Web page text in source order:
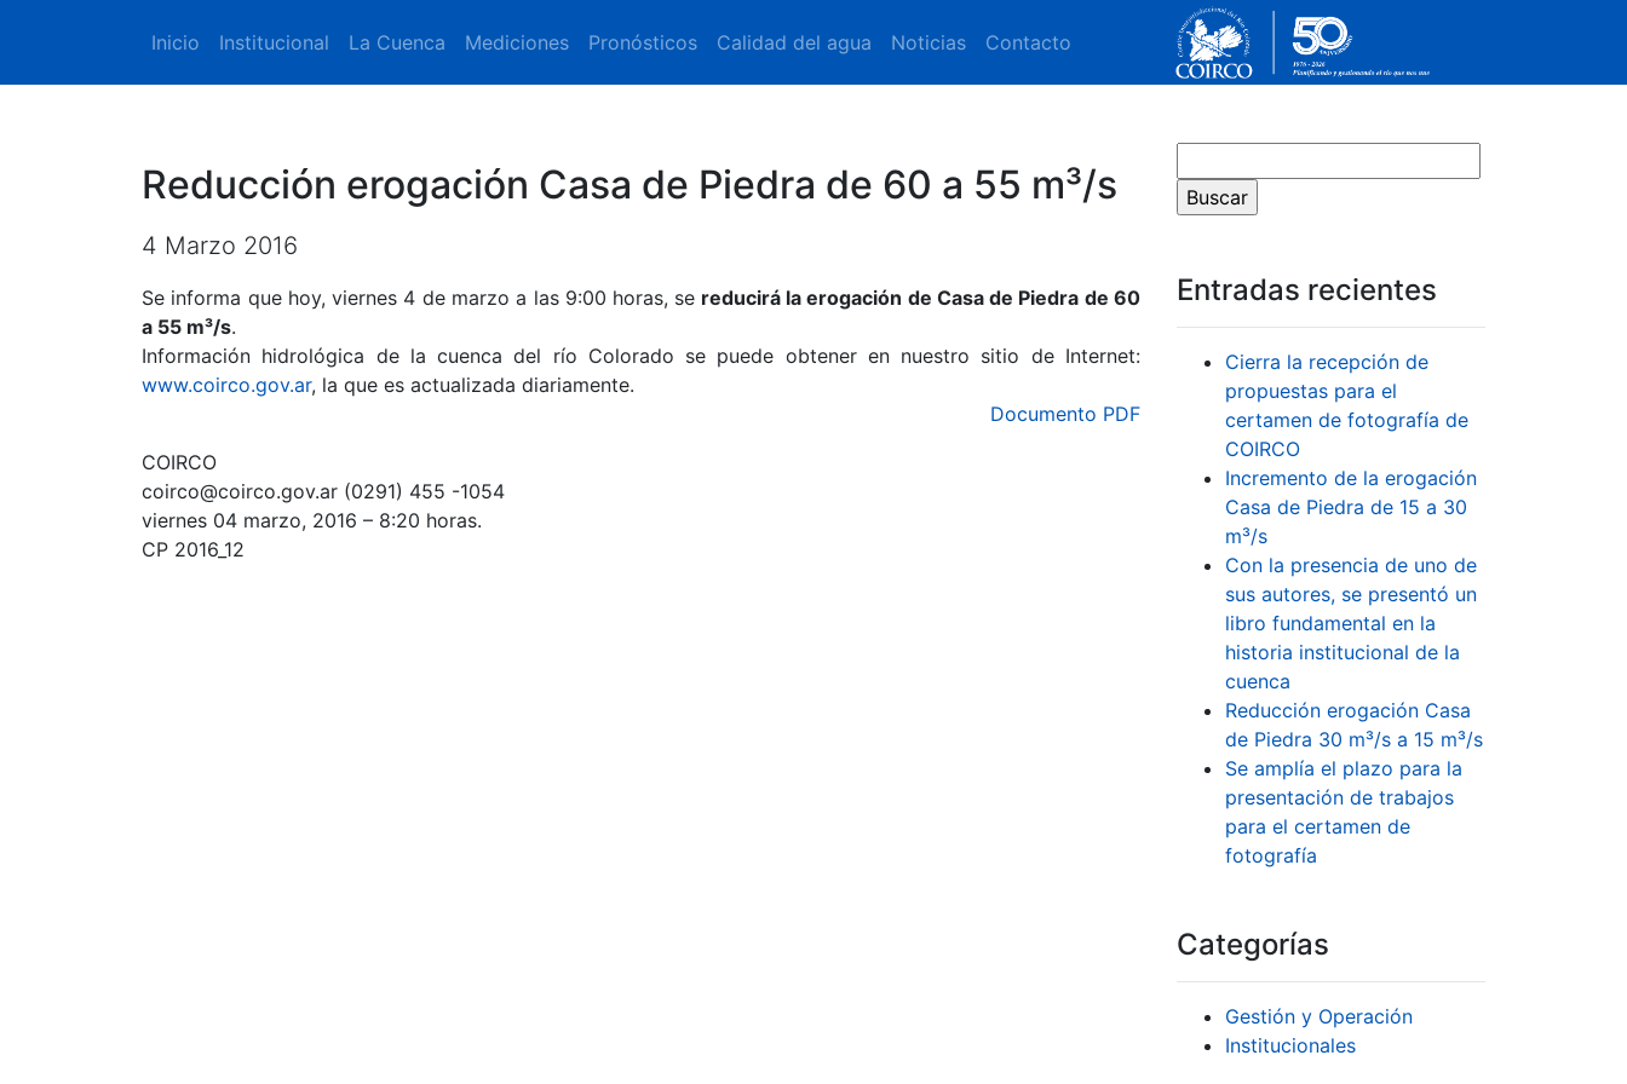
Inicio Institucional La Cuenca Mediciones Pronósticos Calidad del agua Noticias Contacto
Reducción erogación Casa de Piedra de 60 a 55 m³/s
4 Marzo 2016
Se informa que hoy, viernes 4 de marzo a las 9:00 horas, se reducirá la erogación de Casa de Piedra de 60
a 55 m³/s.
Información hidrológica de la cuenca del río Colorado se puede obtener en nuestro sitio de Internet:
www.coirco.gov.ar, la que es actualizada diariamente.
Documento PDF
COIRCO
coirco@coirco.gov.ar (0291) 455 -1054
viernes 04 marzo, 2016 – 8:20 horas.
CP 2016_12
Entradas recientes
Cierra la recepción de
propuestas para el
certamen de fotografía de
COIRCO
Incremento de la erogación
Casa de Piedra de 15 a 30
m³/s
Con la presencia de uno de
sus autores, se presentó un
libro fundamental en la
historia institucional de la
cuenca
Reducción erogación Casa
de Piedra 30 m³/s a 15 m³/s
Se amplía el plazo para la
presentación de trabajos
para el certamen de
fotografía
Categorías
Gestión y Operación
Institucionales